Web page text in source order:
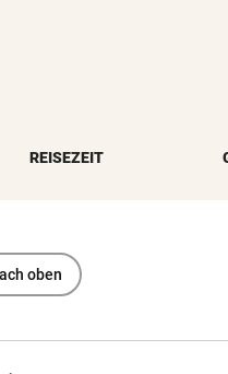
REISEZEIT
oben